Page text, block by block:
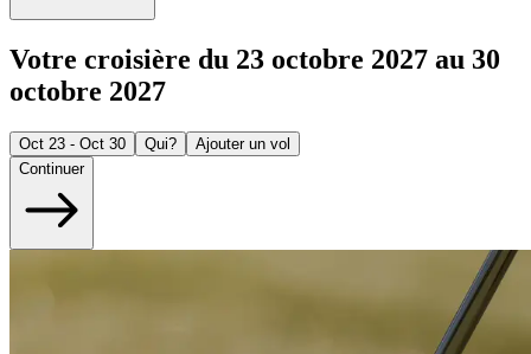
Votre croisière du 23 octobre 2027 au 30
octobre 2027
Oct 23 - Oct 30 Qui?
Ajouter un vol
Continuer